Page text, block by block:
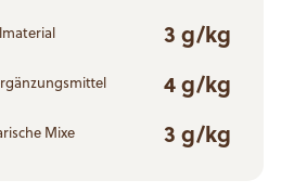
3 g/kg
4 g/kg
Mixe 3 g/kg